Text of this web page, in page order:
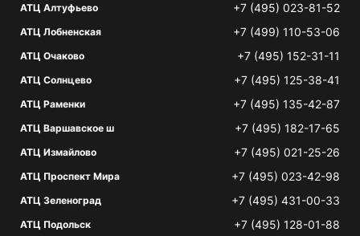
АТЦ Алтуфьево +7 (495) 023-81-52
АТЦ Лобненская +7 (499) 110-53-06
АТЦ Очаково +7 (495) 152-31-11
АТЦ Солнцево +7 (495) 125-38-41
АТЦ Раменки +7 (495) 135-42-87
АТЦ Варшавское ш +7 (495) 182-17-65
АТЦ Измайлово +7 (495) 021-25-26
АТЦ Проспект Мира +7 (495) 023-42-98
АТЦ Зеленоград +7 (495) 431-00-33
АТЦ Подольск +7 (495) 128-01-88